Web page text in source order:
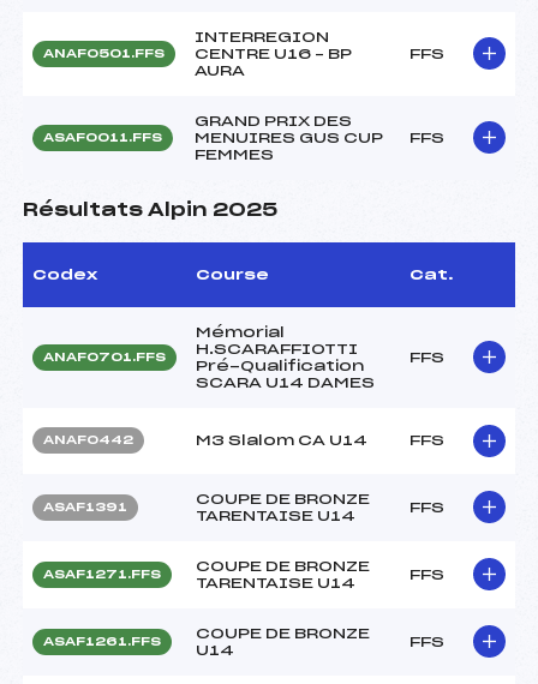
ANAF0501.FFS
INTERREGION
CENTRE U16 – BP
AURA
FFS
ASAF0011.FFS
GRAND PRIX DES
MENUIRES GUS CUP
FEMMES
FFS
Résultats Alpin 2025
Codex Course Cat.
ANAF0701.FFS
Mémorial
H.SCARAFFIOTTI
Pré-Qualification
SCARA U14 DAMES
FFS
ANAF0442 M3 Slalom CA U14 FFS
ASAF1391
COUPE DE BRONZE
TARENTAISE U14
FFS
ASAF1271.FFS
COUPE DE BRONZE
TARENTAISE U14
FFS
ASAF1261.FFS
COUPE DE BRONZE
U14
FFS